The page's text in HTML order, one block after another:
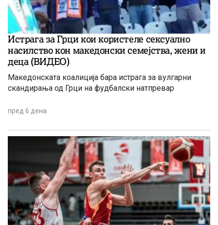
Истрага за Грци кои користеле сексуално
насилство кон македонски семејства, жени и
деца (ВИДЕО)
Македонската коалиција бара истрага за вулгарни
скандирања од Грци на фудбалски натпревар
пред 6 дена